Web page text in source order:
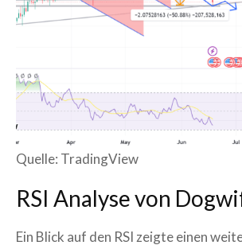
Quelle: TradingView
RSI Analyse von
Ein Blick auf den RSI zeigte einen